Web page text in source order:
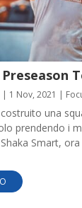
| 1 Nov, 2021 |
una
prendendo i
Smart,